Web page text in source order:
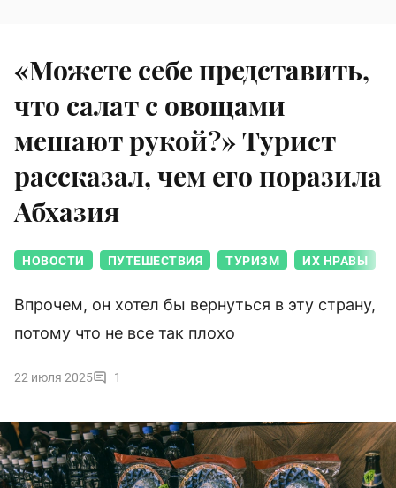
«Можете себе представить,
что салат с овощами
мешают рукой?» Турист
рассказал, чем его поразила
Абхазия
НОВОСТИ ПУТЕШЕСТВИЯ ТУРИЗМ ИХ НРАВЫ
Впрочем, он хотел бы вернуться в эту страну,
потому что не все так плохо
22 июля 2025 1